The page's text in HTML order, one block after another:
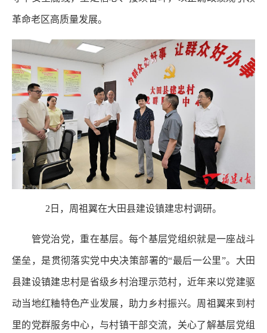
革命老区高质量发展。
2日，周祖翼在大田县建设镇建忠村调研。
管党治党，重在基层。每个基层党组织就是一座战斗
堡垒，是贯彻落实党中央决策部署的“最后一公里”。大田
县建设镇建忠村是省级乡村治理示范村，近年来以党建驱
动当地红粬特色产业发展，助力乡村振兴。周祖翼来到村
里的党群服务中心，与村镇干部交流，关心了解基层党组